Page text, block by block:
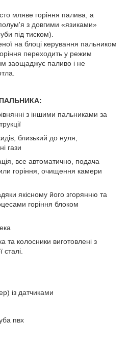
мляве горіння палива, а
з довгими «язиками»
під тиском).
на блоці керування пальником
переходить у режим
заощаджує паливо і не
з іншими пальниками за
близький до нуля,
гази
все автоматично, подача
горіння, очищення камери
якісному його згорянню та
горіння блоком
та колосники виготовлені з
сталі.
із датчиками
пвх